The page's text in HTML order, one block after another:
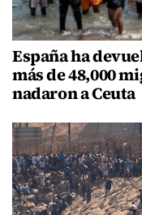
España ha
más de 48,000
nadaron a Ceuta